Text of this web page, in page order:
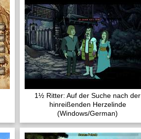
1½ Ritter: Auf der Suche nach der
hinreißenden Herzelinde
(Windows/German)